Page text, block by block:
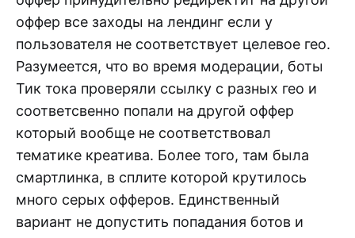
оффер все заходы на лендинг если у
пользователя не соответствует целевое гео.
Разумеется, что во время модерации, боты
Тик тока проверяли ссылку с разных гео и
соответсвенно попали на другой оффер
который вообще не соответствовал
тематике креатива. Более того, там была
смартлинка, в сплите которой крутилось
много серых офферов. Единственный
вариант не допустить попадания ботов и